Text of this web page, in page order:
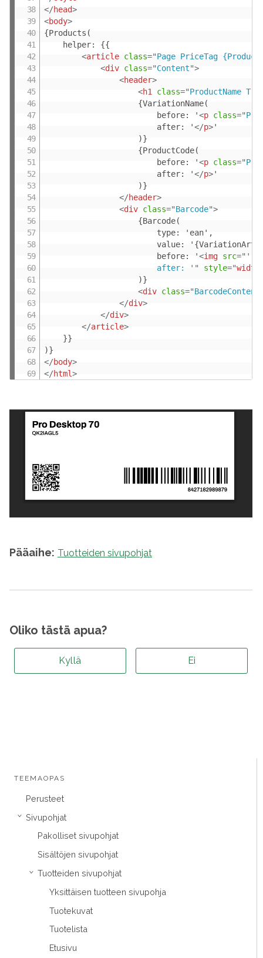
TEEMAOPAS
Perusteet
› Sivupohjat
Pakolliset sivupohjat
Sisältöjen sivupohjat
› Tuotteiden sivupohjat
Yksittäisen tuotteen sivupohja
Tuotekuvat
Tuotelista
Etusivu
</head>
<body>
{Products(
<article class="Page PriceTag
<div class="Content">
<header>
<h1 class="ProductName
						before: '
<p class="
						after: '
</p>'
						before: '
<p class="
						after: '
</p>'
</header>
<div class="Barcode">
						type: 'ean',
						value: '{VariationArticleNumber(or: '{ProductArticleNumber}')}',
						before: '
<img src=" '
						after:
' " style="width
<div class="BarcodeContent
</div>
</div>
</article>
</body>
</html>
Pääaihe: Tuotteiden sivupohjat
Oliko tästä apua?
Kyllä Ei